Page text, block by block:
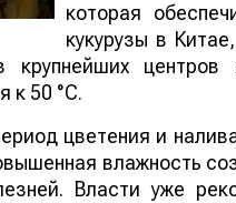
которая
кукурузы в
центров
к 50 °C.
цветения и
влажность
Власти уже